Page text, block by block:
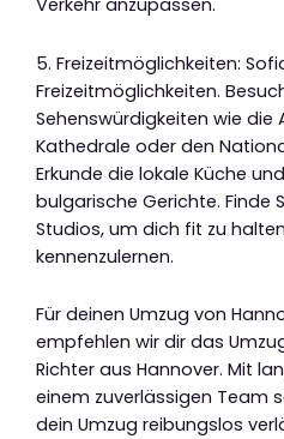
Verkehr anzupassen.
5. Freizeitmöglichkeiten:
Freizeitmöglichkeiten.
Sehenswürdigkeiten wie die
Kathedrale oder den
Erkunde die lokale Küche
bulgarische Gerichte. Finde
Studios, um dich fit zu
kennenzulernen.
Für deinen Umzug von
empfehlen wir dir das
Richter aus Hannover. Mit
einem zuverlässigen Team
dein Umzug reibungslos